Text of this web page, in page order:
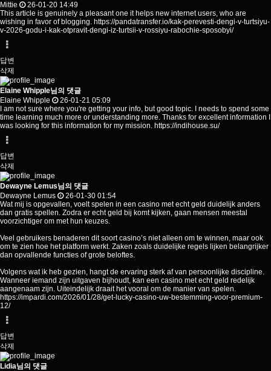
Mittie
26-01-20 14:49
This article is genuinely a pleasant one it helps new internet users, who are
wishing in favor of blogging. https://pandatransfer.io/kak-perevesti-dengi-v-turtsiyu-
v-2026-godu-i-kak-otpravit-dengi-iz-turtsii-v-rossiyu-rabochie-sposobyi/
답변
삭제
Elaine Whipple님의 댓글
Elaine Whipple
26-01-21 05:09
I am not sure where you're getting your info, but good topic. I needs to spend some
time learning much more or understanding more. Thanks for excellent information I
was looking for this information for my mission. https://indihouse.su/
답변
삭제
Dewayne Lemus님의 댓글
Dewayne Lemus
26-01-30 01:54
Wat mij is opgevallen, voelt spelen in een casino met echt geld duidelijk anders
dan gratis spellen. Zodra er echt geld bij komt kijken, gaan mensen meestal
voorzichtiger om met hun keuzes.
Veel gebruikers benaderen dit soort casino’s niet alleen om te winnen, maar ook
om te zien hoe het platform werkt. Zaken zoals duidelijke regels lijken belangrijker
dan opvallende functies of grote beloftes.
Volgens wat ik heb gezien, hangt de ervaring sterk af van persoonlijke discipline.
Wanneer iemand zijn uitgaven bijhoudt, kan een casino met echt geld redelijk
aangenaam zijn. Uiteindelijk draait het vooral om de manier van spelen.
https://impardi.com/2026/01/28/get-lucky-casino-uw-bestemming-voor-premium-
12/
답변
삭제
Lidia님의 댓글